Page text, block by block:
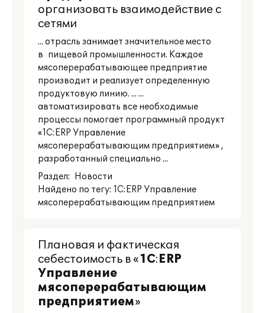
организовать взаимодействие с
сетями
... отрасль занимает значительное место
в пищевой промышленности. Каждое
мясоперерабатывающее предприятие
производит и реализует определенную
продуктовую линию. ... ...
автоматизировать все необходимые
процессы помогает программный продукт
«1С:ERP Управление
мясоперерабатывающим предприятием» ,
разработанный специально ...
Раздел:
Новости
Найдено по тегу: 1С:ERP Управление
мясоперерабатывающим предприятием
Плановая и фактическая
себестоимость в «1С:ERP
Управление
мясоперерабатывающим
предприятием»